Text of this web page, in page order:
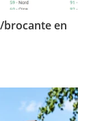
brocante en